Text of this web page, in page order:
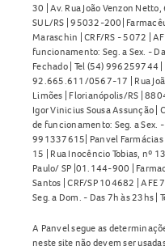
30 | Av. Rua João Venzon
SUL/RS | 95032-200|
Maraschin | CRF/RS - 5072 |
funcionamento: Seg. a Sex. -
Fechado | Tel (54) 996259744 |
92.665.611/0567-17 | Rua
Limões | Florianópolis/RS |
Igor Vinicius Sousa Assunção |
de funcionamento: Seg. a Sex.
991337615| Panvel
15 | Rua Inocêncio Tobias, nº
Paulo/ SP |01.144-900 |
Santos | CRF/SP 104682 |
Seg. a Dom. - Das 7h às 23hs |
A Panvel segue as
neste site não devem ser